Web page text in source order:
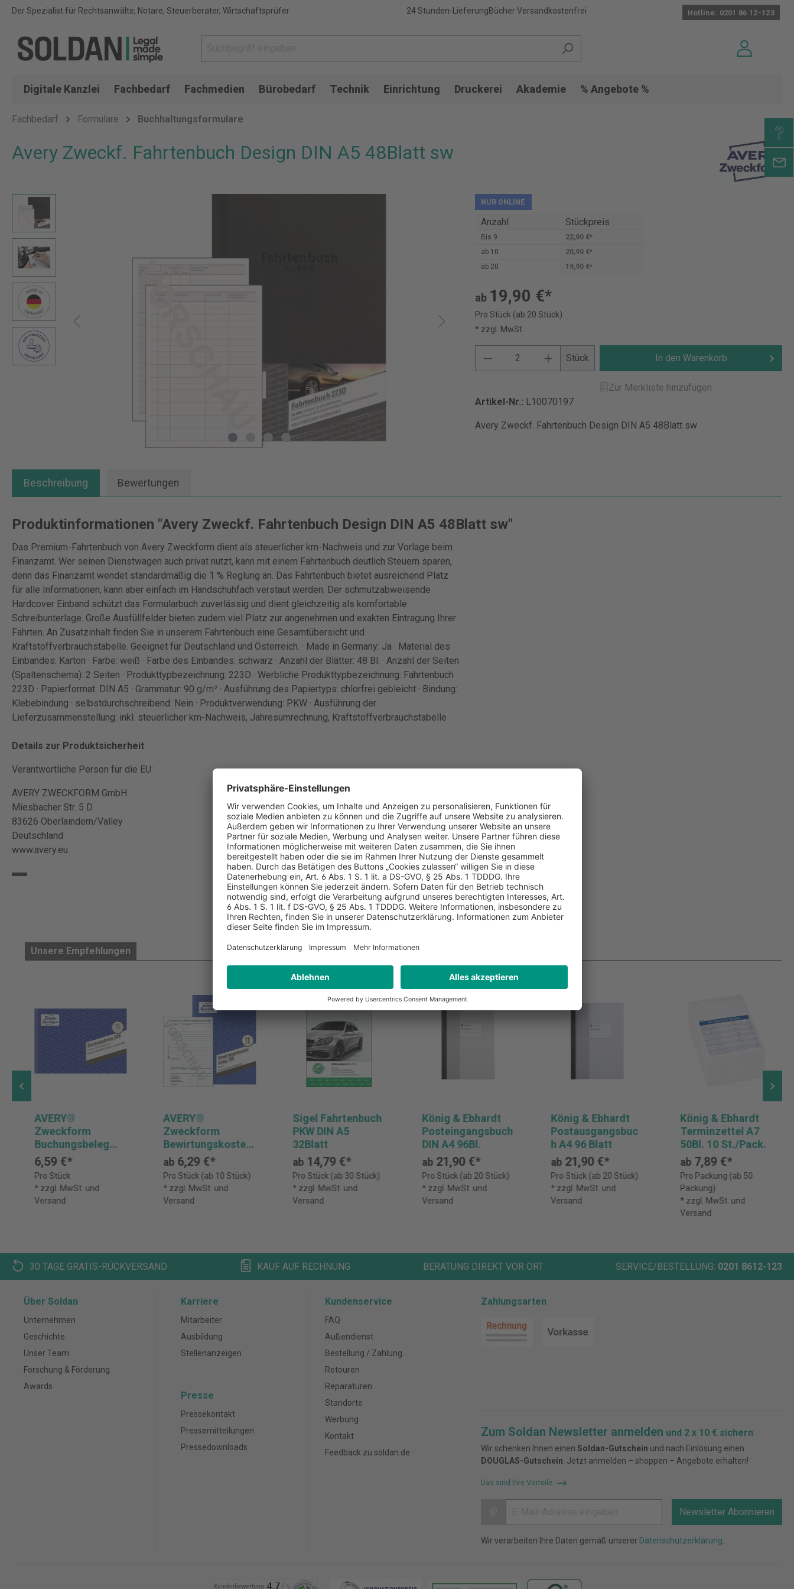
Der Spezialist für Rechtsanwälte, Notare, Steuerberater, Wirtschaftsprüfer 24 Stunden-LieferungBücher Versandkostenfrei Hotline: 0201 86 12-123
Digitale Kanzlei Fachbedarf Fachmedien Bürobedarf Technik Einrichtung Druckerei Akademie % Angebote %
Fachbedarf Formulare Buchhaltungsformulare
Avery Zweckf. Fahrtenbuch Design DIN A5 48Blatt sw
NUR ONLINE
Anzahl Stückpreis
Bis 9
22,90 €*
ab 10
20,90 €*
ab 20 19,90 €*
ab 19,90 €*
Pro Stück (ab 20 Stück)
* zzgl. MwSt.
Stück In den Warenkorb
Zur Merkliste hinzufügen
Artikel-Nr.: L10070197
Avery Zweckf. Fahrtenbuch Design DIN A5 48Blatt sw
Beschreibung Bewertungen
Produktinformationen "Avery Zweckf. Fahrtenbuch Design DIN A5 48Blatt sw"
Das Premium-Fahrtenbuch von Avery Zweckform dient als steuerlicher km-Nachweis und zur Vorlage beim
Finanzamt. Wer seinen Dienstwagen auch privat nutzt, kann mit einem Fahrtenbuch deutlich Steuern sparen,
denn das Finanzamt wendet standardmäßig die 1 % Reglung an. Das Fahrtenbuch bietet ausreichend Platz
für alle Informationen, kann aber einfach im Handschuhfach verstaut werden. Der schmutzabweisende
Hardcover Einband schützt das Formularbuch zuverlässig und dient gleichzeitig als komfortable
Schreibunterlage. Große Ausfüllfelder bieten zudem viel Platz zur angenehmen und exakten Eintragung Ihrer
Fahrten. An Zusatzinhalt finden Sie in unserem Fahrtenbuch eine Gesamtübersicht und
Kraftstoffverbrauchstabelle. Geeignet für Deutschland und Österreich. · Made in Germany: Ja · Material des
Einbandes: Karton · Farbe: weiß · Farbe des Einbandes: schwarz · Anzahl der Blätter: 48 Bl. · Anzahl der Seiten
(Spaltenschema): 2 Seiten · Produkttypbezeichnung: 223D · Werbliche Produkttypbezeichnung: Fahrtenbuch
223D · Papierformat: DIN A5 · Grammatur: 90 g/m² · Ausführung des Papiertyps: chlorfrei gebleicht · Bindung:
Klebebindung · selbstdurchschreibend: Nein · Produktverwendung: PKW · Ausführung der
Lieferzusammenstellung: inkl. steuerlicher km-Nachweis, Jahresumrechnung, Kraftstoffverbrauchstabelle
Details zur Produktsicherheit
Verantwortliche Person für die EU:
AVERY ZWECKFORM GmbH
Miesbacher Str. 5 D
83626 Oberlaindern/Valley
Deutschland
www.avery.eu
Unsere Empfehlungen
AVERY®
Zweckform
Buchungsbeleg
308, A5 quer, 50
Originale, 50 Blatt
6,59 €*
Pro Stück
* zzgl. MwSt. und
Versand
AVERY®
Zweckform
Bewirtungskosten
beleg 745, A5, 50
Blatt
ab 6,29 €*
Pro Stück (ab 10 Stück)
* zzgl. MwSt. und
Versand
Sigel Fahrtenbuch
PKW DIN A5
32Blatt
ab 14,79 €*
Pro Stück (ab 30 Stück)
* zzgl. MwSt. und
Versand
König & Ebhardt
Posteingangsbuch
DIN A4 96Bl.
ab21,90 €*
Pro Stück (ab 20 Stück)
* zzgl. MwSt. und
Versand
König & Ebhardt
Postausgangsbuc
h A4 96 Blatt
ab 21,90 €*
Pro Stück (ab 20 Stück)
* zzgl. MwSt. und
Versand
König & Ebhardt
Terminzettel A7
50Bl. 10 St./Pack.
ab 7,89 €*
Pro Packung (ab 50
Packung)
* zzgl. MwSt. und
Versand
30 TAGE GRATIS-RÜCKVERSAND KAUF AUF RECHNUNG BERATUNG DIREKT VOR ORT SERVICE/BESTELLUNG: 0201 8612-123
Über Soldan
Unternehmen
Geschichte
Unser Team
Forschung & Förderung
Awards
Karriere
Mitarbeiter
Ausbildung
Stellenanzeigen
Presse
Pressekontakt
Pressemitteilungen
Pressedownloads
Kundenservice
FAQ
Außendienst
Bestellung / Zahlung
Retouren
Reparaturen
Standorte
Werbung
Kontakt
Feedback zu soldan.de
Zahlungsarten
Zum Soldan Newsletter anmelden und 2 x 10 € sichern
Wir schenken Ihnen einen Soldan-Gutschein und nach Einlösung einen
DOUGLAS-Gutschein . Jetzt anmelden – shoppen – Angebote erhalten!
Das sind Ihre Vorteile
Newsletter Abonnieren
Wir verarbeiten Ihre Daten gemäß unserer Datenschutzerklärung